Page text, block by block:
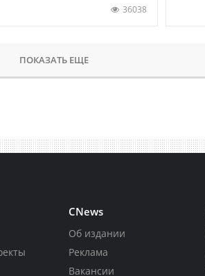
36038
ПОКАЗАТЬ ЕЩЕ
CNews
Об издании
Реклама
Вакансии